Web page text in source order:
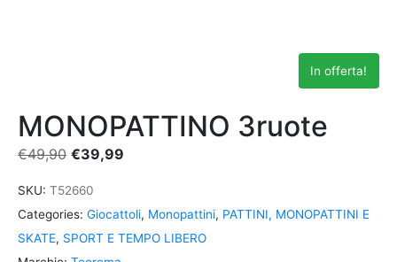
In offerta!
MONOPATTINO 3ruote
€49,90 €39,99
SKU: T52660
Categories: Giocattoli, Monopattini, PATTINI, MONOPATTINI E
SKATE, SPORT E TEMPO LIBERO